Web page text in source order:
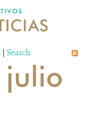
| Search
julio